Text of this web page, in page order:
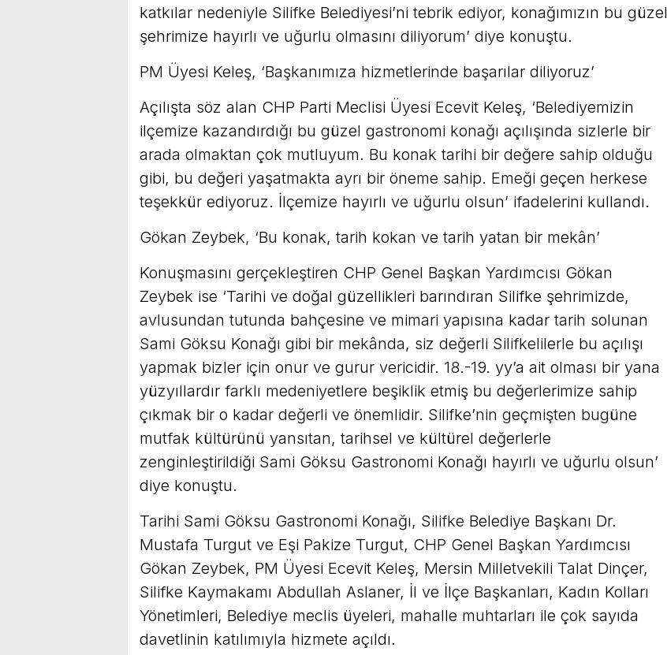
katkılar nedeniyle Silifke Belediyesi’ni tebrik ediyor, konağımızın bu güzel
şehrimize hayırlı ve uğurlu olmasını diliyorum’ diye konuştu.
PM Üyesi Keleş, ‘Başkanımıza hizmetlerinde başarılar diliyoruz’
Açılışta söz alan CHP Parti Meclisi Üyesi Ecevit Keleş, ‘Belediyemizin
ilçemize kazandırdığı bu güzel gastronomi konağı açılışında sizlerle bir
arada olmaktan çok mutluyum. Bu konak tarihi bir değere sahip olduğu
gibi, bu değeri yaşatmakta ayrı bir öneme sahip. Emeği geçen herkese
teşekkür ediyoruz. İlçemize hayırlı ve uğurlu olsun’ ifadelerini kullandı.
Gökan Zeybek, ‘Bu konak, tarih kokan ve tarih yatan bir mekân’
Konuşmasını gerçekleştiren CHP Genel Başkan Yardımcısı Gökan
Zeybek ise ‘Tarihi ve doğal güzellikleri barındıran Silifke şehrimizde,
avlusundan tutunda bahçesine ve mimari yapısına kadar tarih solunan
Sami Göksu Konağı gibi bir mekânda, siz değerli Silifkelilerle bu açılışı
yapmak bizler için onur ve gurur vericidir. 18.-19. yy’a ait olması bir yana
yüzyıllardır farklı medeniyetlere beşiklik etmiş bu değerlerimize sahip
çıkmak bir o kadar değerli ve önemlidir. Silifke’nin geçmişten bugüne
mutfak kültürünü yansıtan, tarihsel ve kültürel değerlerle
zenginleştirildiği Sami Göksu Gastronomi Konağı hayırlı ve uğurlu olsun’
diye konuştu.
Tarihi Sami Göksu Gastronomi Konağı, Silifke Belediye Başkanı Dr.
Mustafa Turgut ve Eşi Pakize Turgut, CHP Genel Başkan Yardımcısı
Gökan Zeybek, PM Üyesi Ecevit Keleş, Mersin Milletvekili Talat Dinçer,
Silifke Kaymakamı Abdullah Aslaner, İl ve İlçe Başkanları, Kadın Kolları
Yönetimleri, Belediye meclis üyeleri, mahalle muhtarları ile çok sayıda
davetlinin katılımıyla hizmete açıldı.